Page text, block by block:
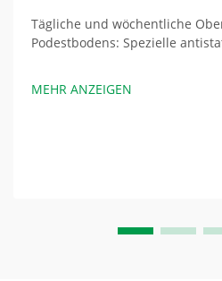
Tägliche und wöchentliche
Podestbodens: Spezielle
Protokolle, um Schäden durch
MEHR ANZEIGEN